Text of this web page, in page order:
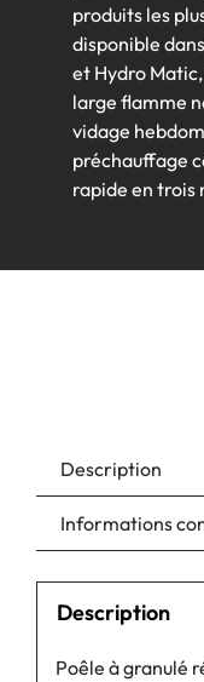
produits les
disponible
et Hydro
large flamme
vidage
préchauffage
rapide en trois
Description
Informations
Description
Poêle à granulé